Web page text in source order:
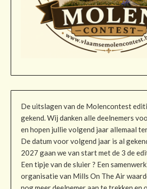
De uitslagen van de Molencontest
gekend. Wij danken alle deelnemers
en hopen jullie volgend jaar allemaal
De datum voor volgend jaar is al
2027 gaan we van start met de 3 de
Een tipje van de sluier ? Een
organisatie van Mills On The Air